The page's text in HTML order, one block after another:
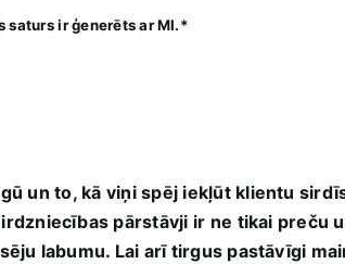
⁣saturs ⁤ir ģenerēts ar MI.*
un to,⁣ kā ‌viņi spēj iekļūt klientu
pārstāvji ‌ir⁤ ne tikai preču
labumu. Lai arī tirgus pastāvīgi